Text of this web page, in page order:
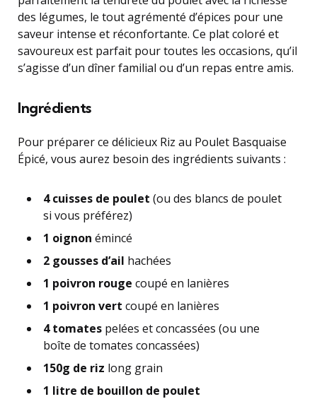
des légumes, le tout agrémenté d’épices pour une
saveur intense et réconfortante. Ce plat coloré et
savoureux est parfait pour toutes les occasions, qu’il
s’agisse d’un dîner familial ou d’un repas entre amis.
Ingrédients
Pour préparer ce délicieux Riz au Poulet Basquaise
Épicé, vous aurez besoin des ingrédients suivants :
4 cuisses de poulet (ou des blancs de poulet
si vous préférez)
1 oignon émincé
2 gousses d’ail hachées
1 poivron rouge coupé en lanières
1 poivron vert coupé en lanières
4 tomates pelées et concassées (ou une
boîte de tomates concassées)
150g de riz long grain
1 litre de bouillon de poulet